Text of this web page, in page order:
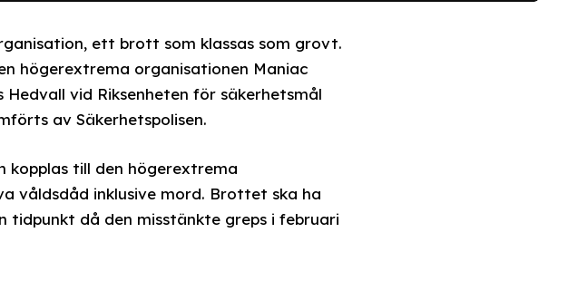
ett brott som klassas som grovt.
högerextrema organisationen Maniac
vid Riksenheten för säkerhetsmål
av Säkerhetspolisen.
kopplas till den högerextrema
våldsdåd inklusive mord. Brottet ska ha
tidpunkt då den misstänkte greps i februari